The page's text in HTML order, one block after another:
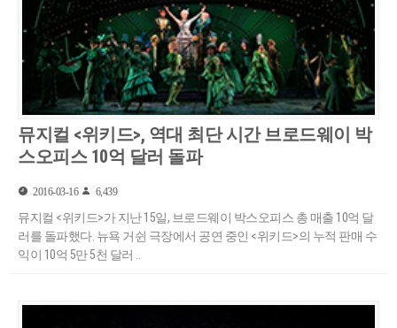
뮤지컬 <위키드>, 역대 최단 시간 브로드웨이 박
스오피스 10억 달러 돌파
2016-03-16 6,439
뮤지컬 <위키드>가 지난 15일, 브로드웨이 박스오피스 총 매출 10억 달
러를 돌파했다. 뉴욕 거쉰 극장에서 공연 중인 <위키드>의 누적 판매 수
익이 10억 5만 5천 달러 ..